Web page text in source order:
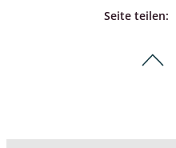
Seite teilen: